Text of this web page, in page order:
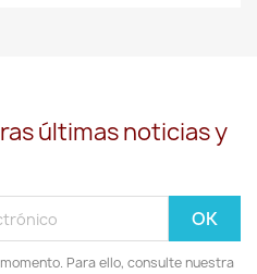
últimas noticias y
Para ello, consulte nuestra